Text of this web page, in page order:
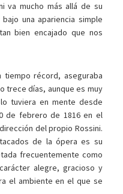
va mucho más allá de su
una apariencia simple
bien encajado que nos
tiempo récord, aseguraba
trece días, aunque es muy
tuviera en mente desde
de febrero de 1816 en el
del propio Rossini.
de la ópera es su
frecuentemente como
alegre, gracioso y
el ambiente en el que se